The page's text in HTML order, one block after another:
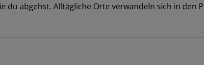
abgehst. Alltägliche Orte verwandeln sich in den